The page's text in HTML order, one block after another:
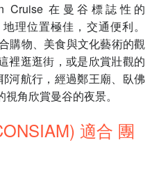
Cruise 在曼谷標誌性的
理位置極佳，交通便利。
購物、美食與文化藝術的觀
裡逛逛街，或是欣賞壯觀的
河航行，經過鄭王廟、臥佛
角欣賞曼谷的夜景。
適合 團